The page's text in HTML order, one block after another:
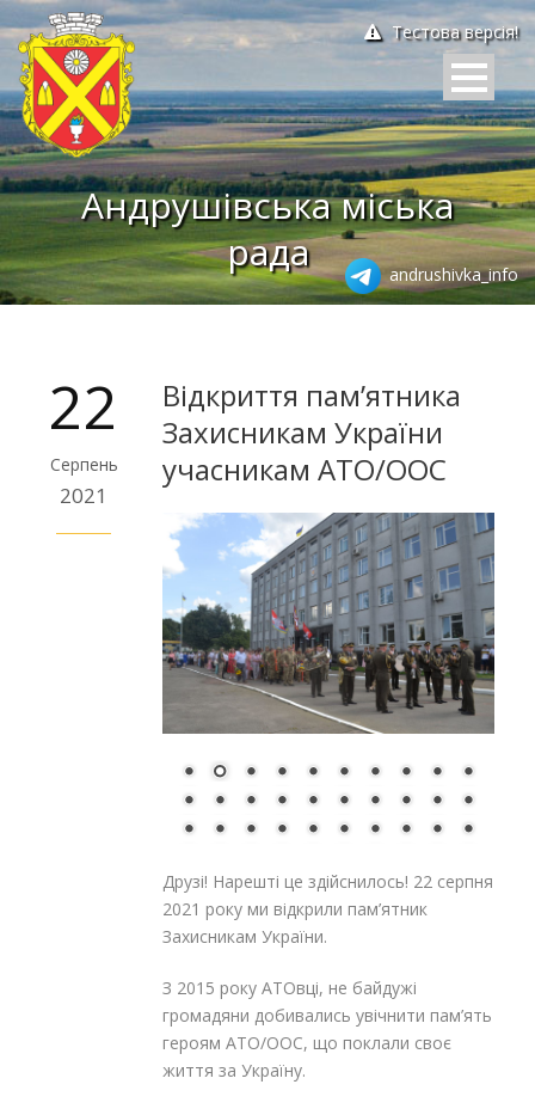
Тестова версія!
Андрушівська міська
рада
andrushivka_info
22
Серпень
2021
Відкриття пам’ятника
Захисникам України
учасникам АТО/ООС
Друзі! Нарешті це здійснилось! 22 серпня
2021 року ми відкрили пам’ятник
Захисникам України.
З 2015 року АТОвці, не байдужі
громадяни добивались увічнити пам’ять
героям АТО/ООС, що поклали своє
життя за Україну.